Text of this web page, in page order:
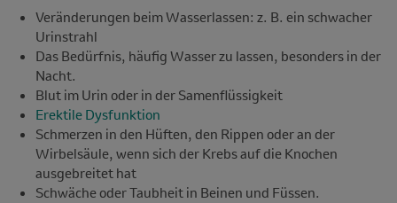
Veränderungen beim Wasserlassen: z. B. ein schwacher
Urinstrahl
Das Bedürfnis, häufig Wasser zu lassen, besonders in der
Nacht.
Blut im Urin oder in der Samenflüssigkeit
Erektile Dysfunktion
Schmerzen in den Hüften, den Rippen oder an der
Wirbelsäule, wenn sich der Krebs auf die Knochen
ausgebreitet hat
Schwäche oder Taubheit in Beinen und Füssen.